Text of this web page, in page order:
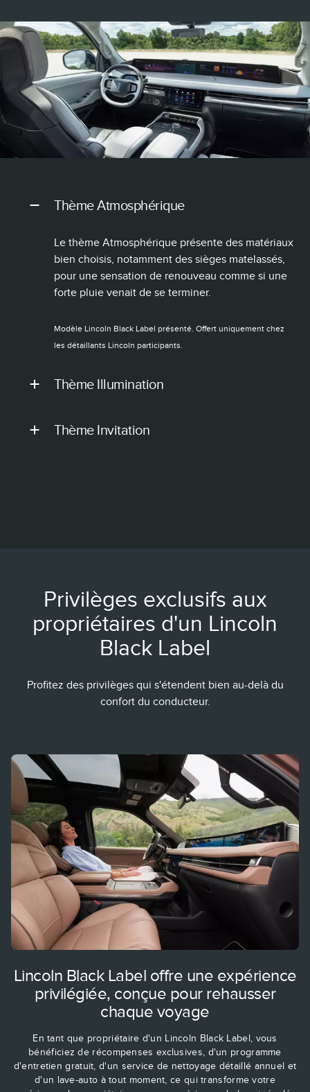
Thème Atmosphérique
Le thème Atmosphérique présente des matériaux
bien choisis, notamment des sièges matelassés,
pour une sensation de renouveau comme si une
forte pluie venait de se terminer.
Modèle Lincoln Black Label présenté. Offert uniquement chez
les détaillants Lincoln participants.
Thème Illumination
Thème Invitation
Privilèges exclusifs aux
propriétaires d'un Lincoln
Black Label
Profitez des privilèges qui s'étendent bien au-delà du
confort du conducteur.
Lincoln Black Label offre une expérience
privilégiée, conçue pour rehausser
chaque voyage
En tant que propriétaire d'un Lincoln Black Label, vous
bénéficiez de récompenses exclusives, d'un programme
d'entretien gratuit, d'un service de nettoyage détaillé annuel et
d'un lave-auto à tout moment, ce qui transforme votre